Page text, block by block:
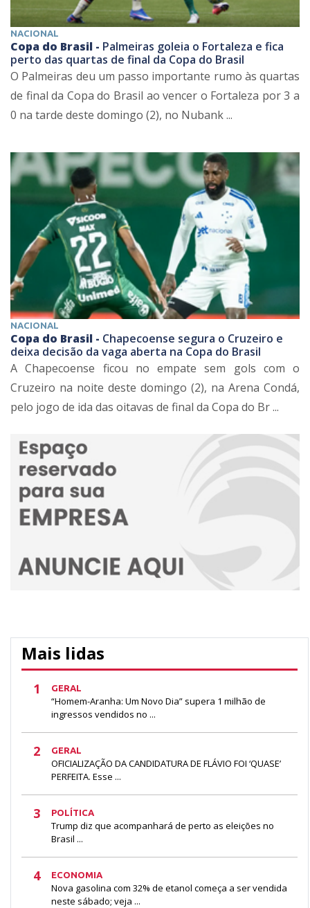
NACIONAL
Copa do Brasil - Palmeiras goleia o Fortaleza e fica
perto das quartas de final da Copa do Brasil
O Palmeiras deu um passo importante rumo às quartas
de final da Copa do Brasil ao vencer o Fortaleza por 3 a
0 na tarde deste domingo (2), no Nubank ...
NACIONAL
Copa do Brasil - Chapecoense segura o Cruzeiro e
deixa decisão da vaga aberta na Copa do Brasil
A Chapecoense ficou no empate sem gols com o
Cruzeiro na noite deste domingo (2), na Arena Condá,
pelo jogo de ida das oitavas de final da Copa do Br ...
Mais lidas
1 GERAL
“Homem-Aranha: Um Novo Dia” supera 1 milhão de
ingressos vendidos no ...
2 GERAL
OFICIALIZAÇÃO DA CANDIDATURA DE FLÁVIO FOI ‘QUASE’
PERFEITA. Esse ...
3 POLÍTICA
Trump diz que acompanhará de perto as eleições no
Brasil ...
4 ECONOMIA
Nova gasolina com 32% de etanol começa a ser vendida
neste sábado; veja ...